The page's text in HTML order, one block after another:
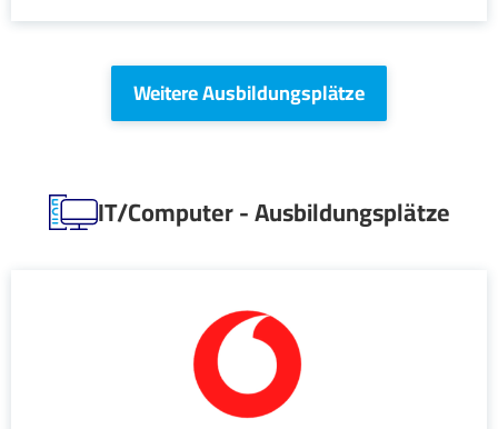
Weitere Ausbildungsplätze
IT/Computer - Ausbildungsplätze